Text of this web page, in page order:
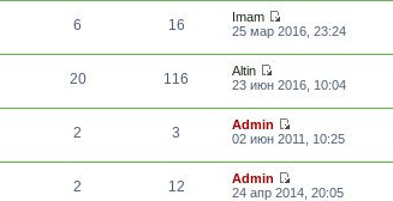
6 16
Imam
25 мар 2016, 23:24
20 116
Altin
23 июн 2016, 10:04
2 3
Admin
02 июн 2011, 10:25
2 12
Admin
24 апр 2014, 20:05